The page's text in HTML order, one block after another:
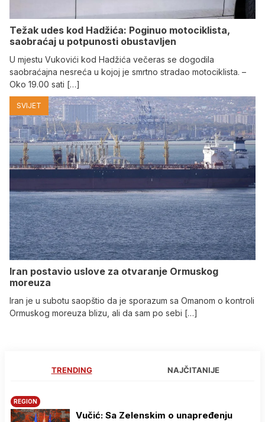
Težak udes kod Hadžića: Poginuo motociklista,
saobraćaj u potpunosti obustavljen
U mjestu Vukovići kod Hadžića večeras se dogodila
saobraćajna nesreća u kojoj je smrtno stradao motociklista. –
Oko 19.00 sati […]
SVIJET
Iran postavio uslove za otvaranje Ormuskog
moreuza
Iran je u subotu saopštio da je sporazum sa Omanom o kontroli
Ormuskog moreuza blizu, ali da sam po sebi […]
TRENDING NAJČITANIJE
REGION
Vučić: Sa Zelenskim o unapređenju